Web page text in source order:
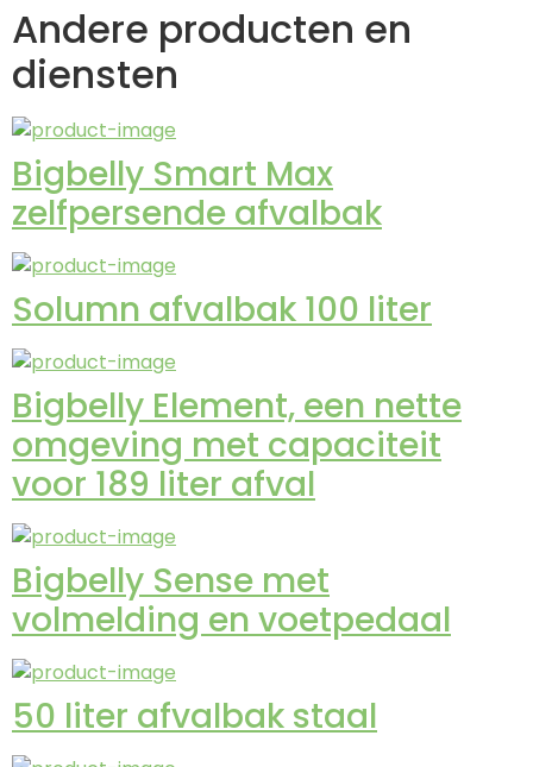
Andere producten en
diensten
Bigbelly Smart Max
zelfpersende afvalbak
Solumn afvalbak 100 liter
Bigbelly Element, een nette
omgeving met capaciteit
voor 189 liter afval
Bigbelly Sense met
volmelding en voetpedaal
50 liter afvalbak staal